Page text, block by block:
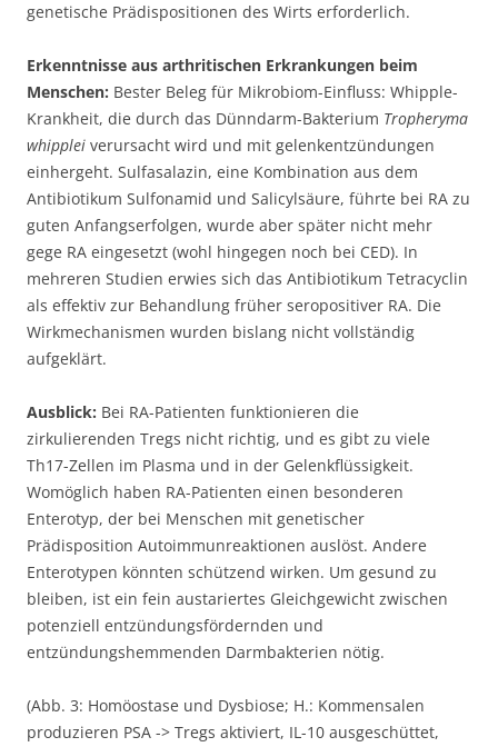
genetische Prädispositionen des Wirts erforderlich.
Erkenntnisse aus arthritischen Erkrankungen beim
Menschen: Bester Beleg für Mikrobiom-Einfluss: Whipple-
Krankheit, die durch das Dünndarm-Bakterium Tropheryma
whipplei verursacht wird und mit gelenkentzündungen
einhergeht. Sulfasalazin, eine Kombination aus dem
Antibiotikum Sulfonamid und Salicylsäure, führte bei RA zu
guten Anfangserfolgen, wurde aber später nicht mehr
gege RA eingesetzt (wohl hingegen noch bei CED). In
mehreren Studien erwies sich das Antibiotikum Tetracyclin
als effektiv zur Behandlung früher seropositiver RA. Die
Wirkmechanismen wurden bislang nicht vollständig
aufgeklärt.
Ausblick: Bei RA-Patienten funktionieren die
zirkulierenden Tregs nicht richtig, und es gibt zu viele
Th17-Zellen im Plasma und in der Gelenkflüssigkeit.
Womöglich haben RA-Patienten einen besonderen
Enterotyp, der bei Menschen mit genetischer
Prädisposition Autoimmunreaktionen auslöst. Andere
Enterotypen könnten schützend wirken. Um gesund zu
bleiben, ist ein fein austariertes Gleichgewicht zwischen
potenziell entzündungsfördernden und
entzündungshemmenden Darmbakterien nötig.
(Abb. 3: Homöostase und Dysbiose; H.: Kommensalen
produzieren PSA -> Tregs aktiviert, IL-10 ausgeschüttet,